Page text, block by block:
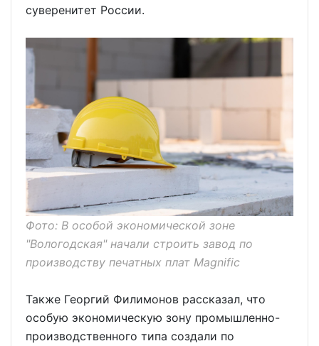
суверенитет России.
Фото: В особой экономической зоне
"Вологодская" начали строить завод по
производству печатных плат Magnific
Также Георгий Филимонов рассказал, что
особую экономическую зону промышленно-
производственного типа создали по